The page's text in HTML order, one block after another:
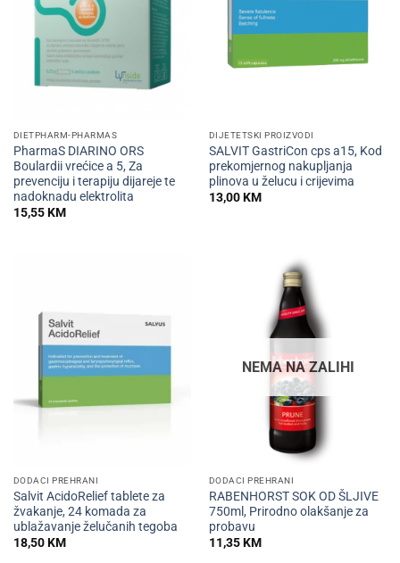
DIETPHARM-PHARMAS
PharmaS DIARINO ORS
Boulardii vrećice a 5, Za
prevenciju i terapiju dijareje te
nadoknadu elektrolita
15,55KM
DIJETETSKI PROIZVODI
SALVIT GastriCon cps a15, Kod
prekomjernog nakupljanja
plinova u želucu i crijevima
13,00KM
DODACI PREHRANI
Salvit AcidoRelief tablete za
žvakanje, 24 komada za
ublažavanje želučanih tegoba
18,50KM
NEMA NA ZALIHI
DODACI PREHRANI
RABENHORST SOK OD ŠLJIVE
750ml, Prirodno olakšanje za
probavu
11,35KM